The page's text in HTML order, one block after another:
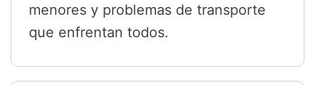
menores y problemas de transporte
que enfrentan todos.